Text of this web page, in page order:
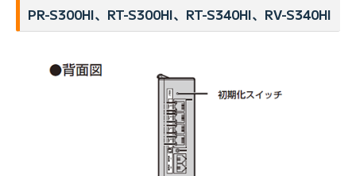
PR-S300HI、RT-S300HI、RT-S340HI、RV-S340HI